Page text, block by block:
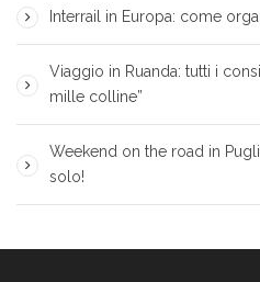
Interrail in Europa: come
Viaggio in Ruanda: tutti i
mille colline”
Weekend on the road in
solo!